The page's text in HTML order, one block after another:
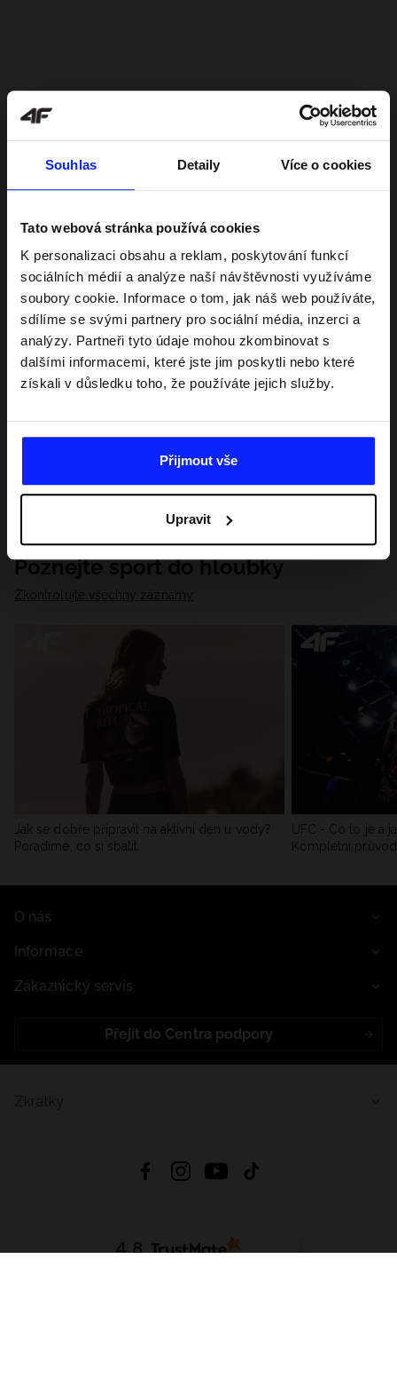
Souhlas Detaily Více o cookies
Tato webová stránka používá cookies
K personalizaci obsahu a reklam, poskytování funkcí
sociálních médií a analýze naší návštěvnosti využíváme
soubory cookie. Informace o tom, jak náš web používáte,
sdílíme se svými partnery pro sociální média, inzerci a
analýzy. Partneři tyto údaje mohou zkombinovat s
dalšími informacemi, které jste jim poskytli nebo které
získali v důsledku toho, že používáte jejich služby.
Přijmout vše
Upravit
Poznejte sport do hloubky
Zkontrolujte všechny záznamy
Jak se dobře připravit na aktivní den u vody?
Poradíme, co si sbalit
UFC - Co to je a
Kompletní
O nás
Informace
Zákaznický servis
Přejít do Centra podpory
4.8